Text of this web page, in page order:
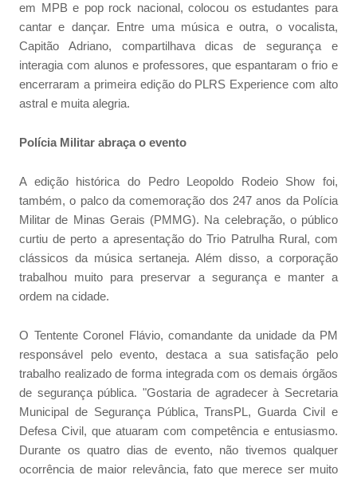
em MPB e pop rock nacional, colocou os estudantes para
cantar e dançar. Entre uma música e outra, o vocalista,
Capitão Adriano, compartilhava dicas de segurança e
interagia com alunos e professores, que espantaram o frio e
encerraram a primeira edição do PLRS Experience com alto
astral e muita alegria.
Polícia Militar abraça o evento
A edição histórica do Pedro Leopoldo Rodeio Show foi,
também, o palco da comemoração dos 247 anos da Polícia
Militar de Minas Gerais (PMMG). Na celebração, o público
curtiu de perto a apresentação do Trio Patrulha Rural, com
clássicos da música sertaneja. Além disso, a corporação
trabalhou muito para preservar a segurança e manter a
ordem na cidade.
O Tentente Coronel Flávio, comandante da unidade da PM
responsável pelo evento, destaca a sua satisfação pelo
trabalho realizado de forma integrada com os demais órgãos
de segurança pública. "Gostaria de agradecer à Secretaria
Municipal de Segurança Pública, TransPL, Guarda Civil e
Defesa Civil, que atuaram com competência e entusiasmo.
Durante os quatro dias de evento, não tivemos qualquer
ocorrência de maior relevância, fato que merece ser muito